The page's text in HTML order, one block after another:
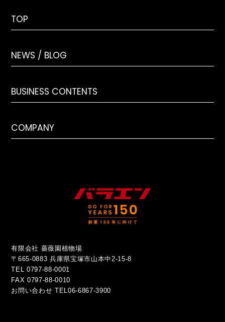
TOP
NEWS / BLOG
BUSINESS CONTENTS
COMPANY
有限会社 薔薇園植物場
〒665-0883 兵庫県宝塚市山本中2-15-8
TEL 0797-88-0001
FAX 0797-88-0010
お問い合わせTEL06-6867-3900